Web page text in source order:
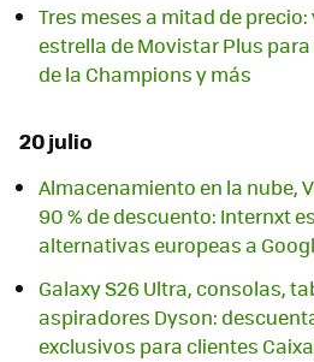
Tres meses a mitad de
estrella de Movistar Plus para
de la Champions y más
20 julio
Almacenamiento en la nube,
90 % de descuento: Internxt
alternativas europeas a
Galaxy S26 Ultra, consolas,
aspiradores Dyson:
exclusivos para clientes